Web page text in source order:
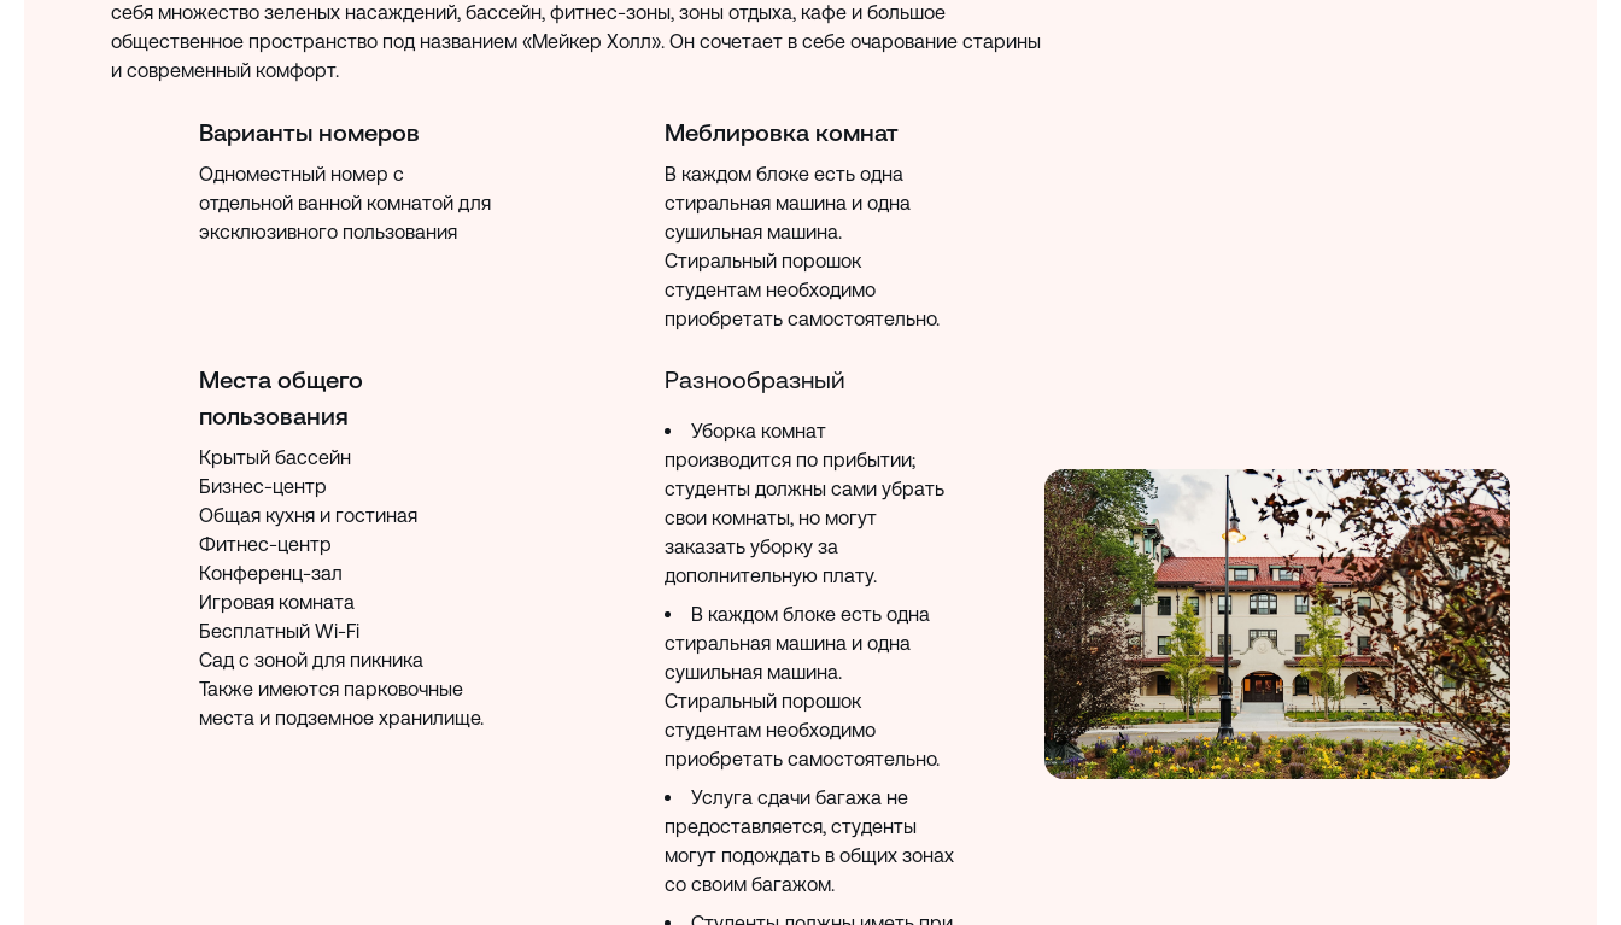
себя множество зеленых насаждений, бассейн, фитнес-зоны, зоны отдыха, кафе и большое
общественное пространство под названием «Мейкер Холл». Он сочетает в себе очарование старины
и современный комфорт.
Варианты номеров
Одноместный номер с
отдельной ванной комнатой для
эксклюзивного пользования
Меблировка комнат
В каждом блоке есть одна
стиральная машина и одна
сушильная машина.
Стиральный порошок
студентам необходимо
приобретать самостоятельно.
Места общего
пользования
Крытый бассейн
Бизнес-центр
Общая кухня и гостиная
Фитнес-центр
Конференц-зал
Игровая комната
Бесплатный Wi-Fi
Сад с зоной для пикника
Также имеются парковочные
места и подземное хранилище.
Разнообразный
Уборка комнат
производится по прибытии;
студенты должны сами убрать
свои комнаты, но могут
заказать уборку за
дополнительную плату.
В каждом блоке есть одна
стиральная машина и одна
сушильная машина.
Стиральный порошок
студентам необходимо
приобретать самостоятельно.
Услуга сдачи багажа не
предоставляется, студенты
могут подождать в общих зонах
со своим багажом.